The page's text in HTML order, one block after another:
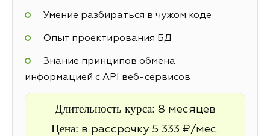
Умение разбираться в чужом коде
Опыт проектирования БД
Знание принципов обмена
информацией с API веб-сервисов
Длительность курса: 8 месяцев
Цена: в рассрочку 5 333 ₽/мес.